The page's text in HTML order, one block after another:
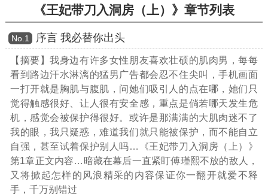
《王妃带刀入洞房（上）》章节列表
Νο.1 序言 我必替你出头
【摘要】我身边有许多女性朋友喜欢壮硕的肌肉男，每每
看到路边汗水淋漓的猛男广告都会忍不住尖叫，手机画面
一打开就是胸肌与腹肌，问她们吸引人的点在哪，她们只
觉得触感很好、让人很有安全感，重点是倘若哪天发生危
机，感觉会被保护得很好。或许是那满满的大肌肉迷不了
我的眼，我只疑惑，难道我们就只能被保护，而不能自立
自强，甚至试着保护别人吗…《王妃带刀入洞房（上）》
第1章正文内容… 暗藏在幕后一直紧盯傅瑾熙不放的敌人，
又将掀起怎样的风浪精采的内容保证你一翻开就爱不释
手，千万别错过